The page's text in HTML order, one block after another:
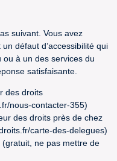
suivant. Vous avez
défaut d’accessibilité qui
ou à un des services du
satisfaisante.
des droits
nous-contacter-355)
des droits près de chez
carte-des-delegues)
ne pas mettre de